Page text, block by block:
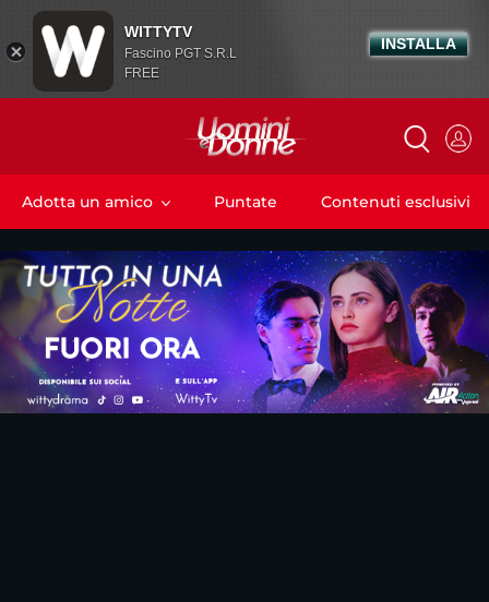
Adotta un amico Puntate Contenuti esclusivi
WITTYTV
Fascino PGT S.R.L
FREE
INSTALLA